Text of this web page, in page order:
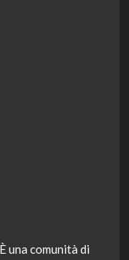
una comunità di